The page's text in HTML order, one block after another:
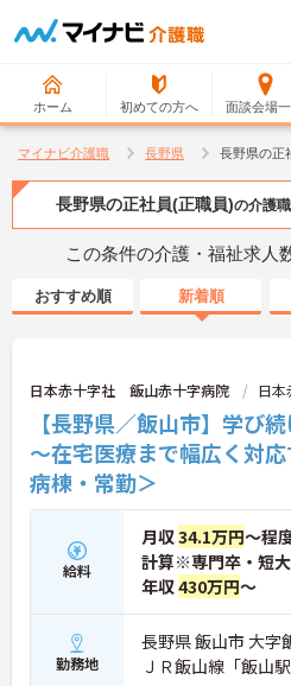
ホーム 初めての方へ 面談会場
マイナビ介護職 長野県 長野県の正
長野県の正社員(正職員)の介護
この条件の介護・福祉求人
おすすめ順 新着順
日本赤十字社 飯山赤十字病院 日
【長野県／飯山市】学び
～在宅医療まで幅広く対
病棟・常勤＞
給料
月収34.1万円～程
計算※専門卒・短大
年収430万円～
勤務地
長野県 飯山市 大字
ＪＲ飯山線「飯山